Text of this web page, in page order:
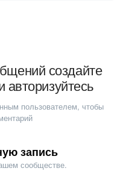
создайте
авторизуйтесь
пользователем, чтобы
запись
сообществе.